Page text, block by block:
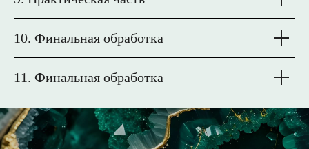
10. Финальная обработка
11. Финальная обработка